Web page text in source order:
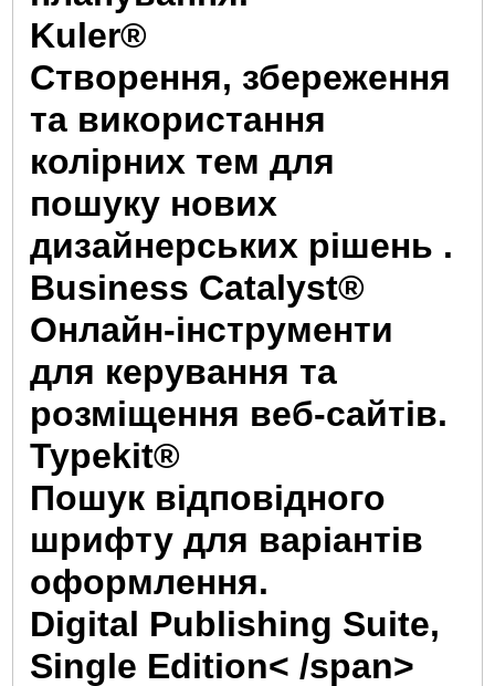
Kuler®
Створення, збереження
та використання
колірних тем для
пошуку нових
дизайнерських рішень .
Business Catalyst®
Онлайн-інструменти
для керування та
розміщення веб-сайтів.
Typekit®
Пошук відповідного
шрифту для варіантів
оформлення.
Digital Publishing Suite,
Single Edition< /span>